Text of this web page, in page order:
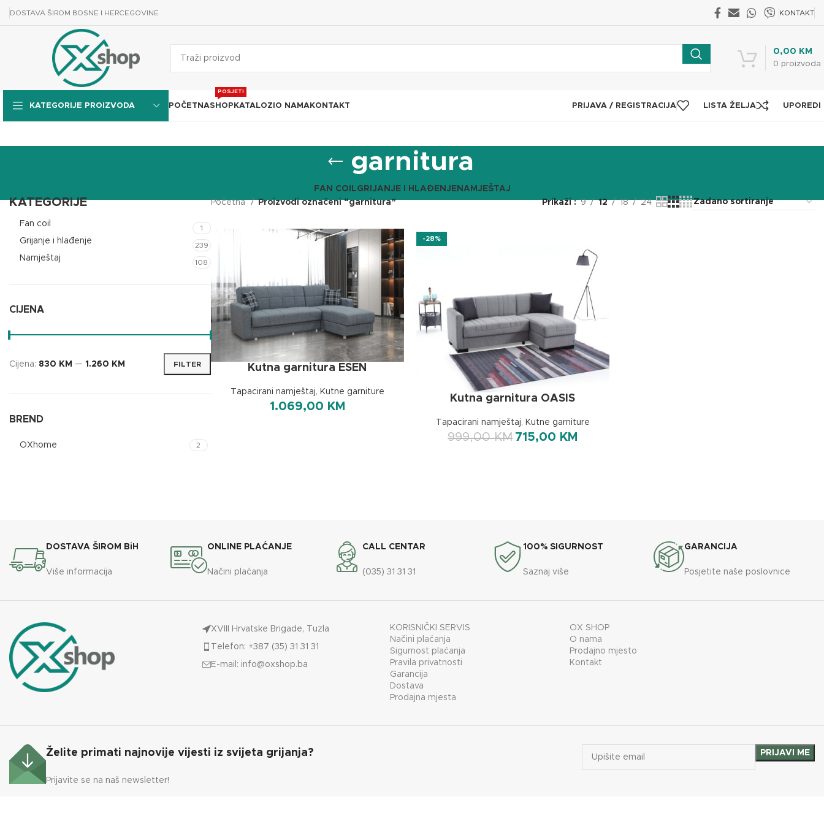
DOSTAVA ŠIROM BOSNE I HERCEGOVINE KONTAKT
0 proizvoda
0,00 KM
KATEGORIJE PROIZVODA POČETNASHOP
POSJETI
KATALOZI O NAMA KONTAKT PRIJAVA / REGISTRACIJA LISTA ŽELJA UPOREDI
garnitura
FAN COILGRIJANJE I HLAĐENJENAMJEŠTAJ
KATEGORIJE
Fan coil 1
Grijanje i hlađenje 239
Namještaj 108
CIJENA
FILTER
Cijena: 830 KM — 1.260 KM
BREND
OXhome 2
Početna Proizvodi označeni “garnitura” Prikaži 9 12 18 24
Kutna garnitura ESEN
Tapacirani namještaj, Kutne garniture
1.069,00 KM
-28%
Kutna garnitura OASIS
Tapacirani namještaj, Kutne garniture
999,00KM 715,00 KM
DOSTAVA ŠIROM BiH
Više informacija
ONLINE PLAĆANJE
Načini plaćanja
CALL CENTAR
(035) 31 31 31
100% SIGURNOST
Saznaj više
GARANCIJA
Posjetite naše poslovnice
XVIII Hrvatske Brigade, Tuzla
Telefon: +387 (35) 31 31 31
E-mail: info@oxshop.ba
KORISNIČKI SERVIS
Načini plaćanja
Sigurnost plaćanja
Pravila privatnosti
Garancija
Dostava
Prodajna mjesta
OX SHOP
O nama
Prodajno mjesto
Kontakt
Želite primati najnovije vijesti iz svijeta grijanja?
Prijavite se na naš newsletter!